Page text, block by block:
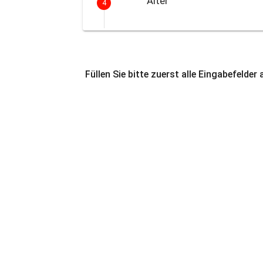
4
Füllen Sie bitte zuerst alle Eingabefelder